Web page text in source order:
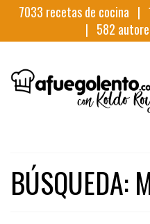
7033 recetas de cocina |
| 582
BÚSQUEDA: